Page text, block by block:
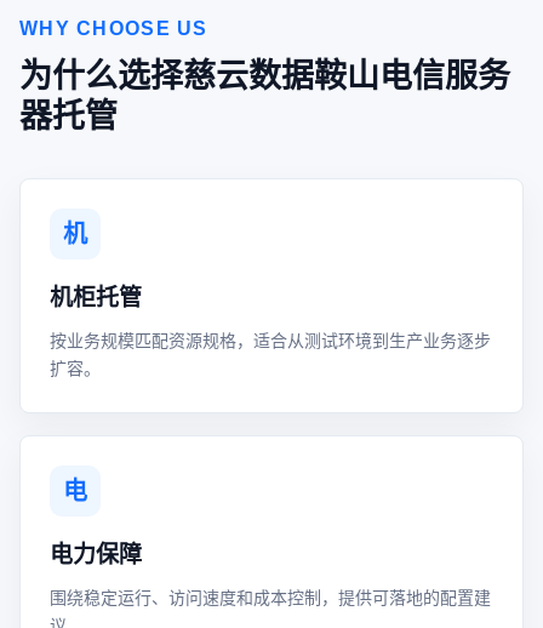
WHY CHOOSE US
为什么选择慈云数据鞍山电信服务
器托管
机
机柜托管
按业务规模匹配资源规格，适合从测试环境到生产业务逐步
扩容。
电
电力保障
围绕稳定运行、访问速度和成本控制，提供可落地的配置建